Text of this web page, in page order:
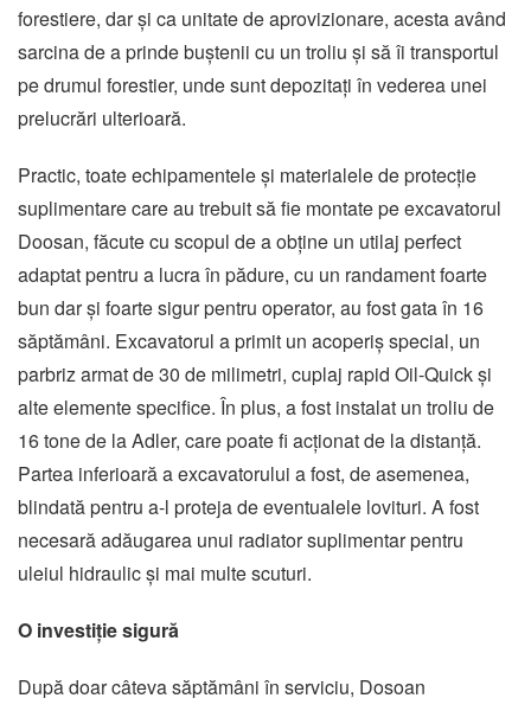
forestiere, dar și ca unitate de aprovizionare, acesta având
sarcina de a prinde buștenii cu un troliu și să îi transportul
pe drumul forestier, unde sunt depozitați în vederea unei
prelucrări ulterioară.
Practic, toate echipamentele și materialele de protecție
suplimentare care au trebuit să fie montate pe excavatorul
Doosan, făcute cu scopul de a obține un utilaj perfect
adaptat pentru a lucra în pădure, cu un randament foarte
bun dar și foarte sigur pentru operator, au fost gata în 16
săptămâni. Excavatorul a primit un acoperiș special, un
parbriz armat de 30 de milimetri, cuplaj rapid Oil-Quick și
alte elemente specifice. În plus, a fost instalat un troliu de
16 tone de la Adler, care poate fi acționat de la distanță.
Partea inferioară a excavatorului a fost, de asemenea,
blindată pentru a-l proteja de eventualele lovituri. A fost
necesară adăugarea unui radiator suplimentar pentru
uleiul hidraulic și mai multe scuturi.
O investiție sigură
După doar câteva săptămâni în serviciu, Dosoan